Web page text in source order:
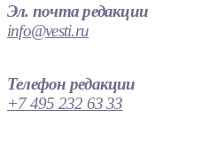
Эл. почта редакции
info@vesti.ru
Телефон редакции
+7 495 232 63 33